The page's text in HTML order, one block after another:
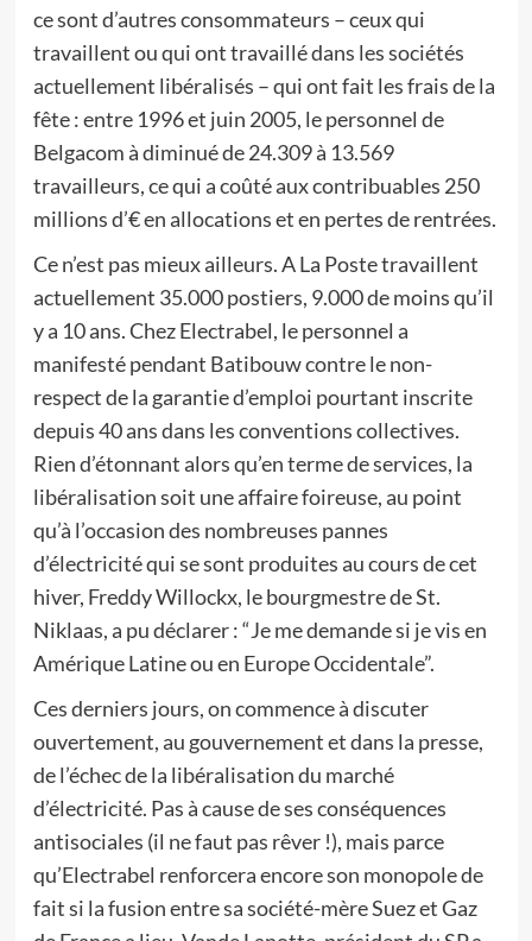
ce sont d’autres consommateurs – ceux qui
travaillent ou qui ont travaillé dans les sociétés
actuellement libéralisés – qui ont fait les frais de la
fête : entre 1996 et juin 2005, le personnel de
Belgacom à diminué de 24.309 à 13.569
travailleurs, ce qui a coûté aux contribuables 250
millions d’€ en allocations et en pertes de rentrées.
Ce n’est pas mieux ailleurs. A La Poste travaillent
actuellement 35.000 postiers, 9.000 de moins qu’il
y a 10 ans. Chez Electrabel, le personnel a
manifesté pendant Batibouw contre le non-
respect de la garantie d’emploi pourtant inscrite
depuis 40 ans dans les conventions collectives.
Rien d’étonnant alors qu’en terme de services, la
libéralisation soit une affaire foireuse, au point
qu’à l’occasion des nombreuses pannes
d’électricité qui se sont produites au cours de cet
hiver, Freddy Willockx, le bourgmestre de St.
Niklaas, a pu déclarer : “Je me demande si je vis en
Amérique Latine ou en Europe Occidentale”.
Ces derniers jours, on commence à discuter
ouvertement, au gouvernement et dans la presse,
de l’échec de la libéralisation du marché
d’électricité. Pas à cause de ses conséquences
antisociales (il ne faut pas rêver !), mais parce
qu’Electrabel renforcera encore son monopole de
fait si la fusion entre sa société-mère Suez et Gaz